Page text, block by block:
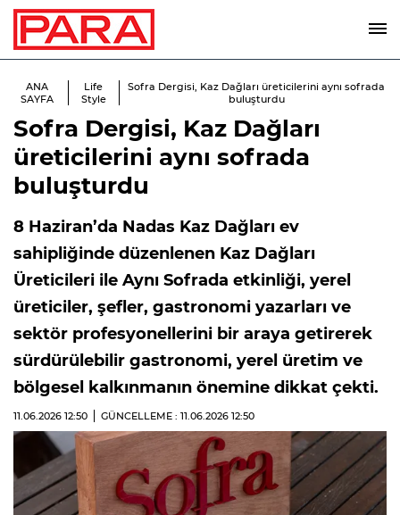
ANA
SAYFA
Life
Style
Sofra Dergisi, Kaz Dağları üreticilerini aynı sofrada
buluşturdu
Sofra Dergisi, Kaz Dağları
üreticilerini aynı sofrada
buluşturdu
8 Haziran’da Nadas Kaz Dağları ev
sahipliğinde düzenlenen Kaz Dağları
Üreticileri ile Aynı Sofrada etkinliği, yerel
üreticiler, şefler, gastronomi yazarları ve
sektör profesyonellerini bir araya getirerek
sürdürülebilir gastronomi, yerel üretim ve
bölgesel kalkınmanın önemine dikkat çekti.
11.06.2026 12:50 GÜNCELLEME : 11.06.2026 12:50